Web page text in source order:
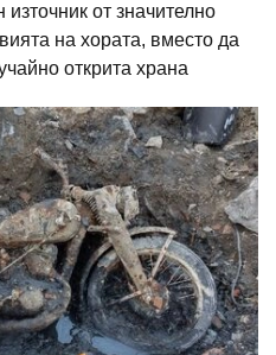
от значително
на хората, вместо да
открита храна